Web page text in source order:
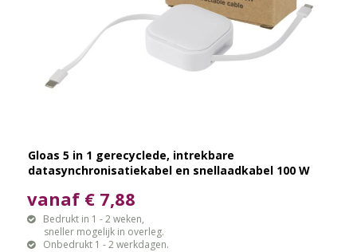
Gloas 5 in 1 gerecyclede, intrekbare
datasynchronisatiekabel en snellaadkabel 100 W
vanaf € 7,88
Bedrukt in 1 - 2 weken,
sneller mogelijk in overleg.
Onbedrukt 1 - 2 werkdagen.